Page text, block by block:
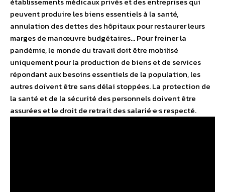
peuvent produire les biens essentiels à la santé,
annulation des dettes des hôpitaux pour restaurer leurs
marges de manœuvre budgétaires… Pour freiner la
pandémie, le monde du travail doit être mobilisé
uniquement pour la production de biens et de services
répondant aux besoins essentiels de la population, les
autres doivent être sans délai stoppées. La protection de
la santé et de la sécurité des personnels doivent être
assurées et le droit de retrait des salarié·e·s respecté.